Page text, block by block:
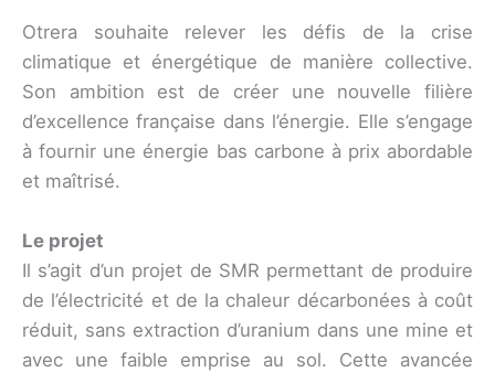
Otrera souhaite relever les défis de la crise
climatique et énergétique de manière collective.
Son ambition est de créer une nouvelle filière
d’excellence française dans l’énergie. Elle s’engage
à fournir une énergie bas carbone à prix abordable
et maîtrisé.
Le projet
Il s’agit d’un projet de SMR permettant de produire
de l’électricité et de la chaleur décarbonées à coût
réduit, sans extraction d’uranium dans une mine et
avec une faible emprise au sol. Cette avancée